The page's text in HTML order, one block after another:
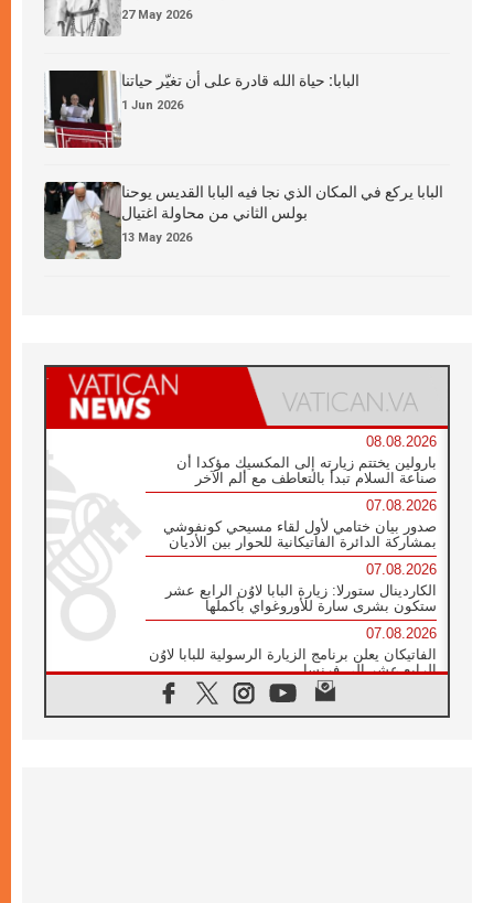
27 May 2026
البابا: حياة الله قادرة على أن تغيّر حياتنا
1 Jun 2026
البابا يركع في المكان الذي نجا فيه البابا القديس يوحنا
بولس الثاني من محاولة اغتيال
13 May 2026
08.08.2026
بارولين يختتم زيارته إلى المكسيك مؤكدا أن
صناعة السلام تبدأ بالتعاطف مع ألم الآخر
07.08.2026
صدور بيان ختامي لأول لقاء مسيحي كونفوشي
بمشاركة الدائرة الفاتيكانية للحوار بين الأديان
07.08.2026
الكاردينال ستورلا: زيارة البابا لاوُن الرابع عشر
ستكون بشرى سارة للأوروغواي بأكملها
07.08.2026
الفاتيكان يعلن برنامج الزيارة الرسولية للبابا لاوُن
الرابع عشر إلى فرنسا
في الذكرى الـ ٨١ لحادثة هيروشيما الكنيسة في